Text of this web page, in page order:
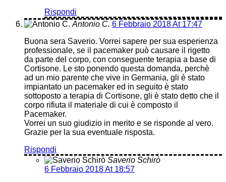
Rispondi
Antonio C. 6 Febbraio 2018 At 17:47
Buona sera Saverio. Vorrei sapere per sua esperienza
professionale, se il pacemaker può causare il rigetto
da parte del corpo, con conseguente terapia a base di
Cortisone. Le sto ponendo questa domanda, perchè
ad un mio parente che vive in Germania, gli è stato
impiantato un pacemaker ed in seguito è stato
sottoposto a terapia di Cortisone, gli è stato detto che il
corpo rifiuta il materiale di cui è composto il
Pacemaker.
Vorrei un suo giudizio in merito e se risponde al vero.
Grazie per la sua eventuale risposta.
Rispondi
Saverio Schirò
6 Febbraio 2018 At 18:57